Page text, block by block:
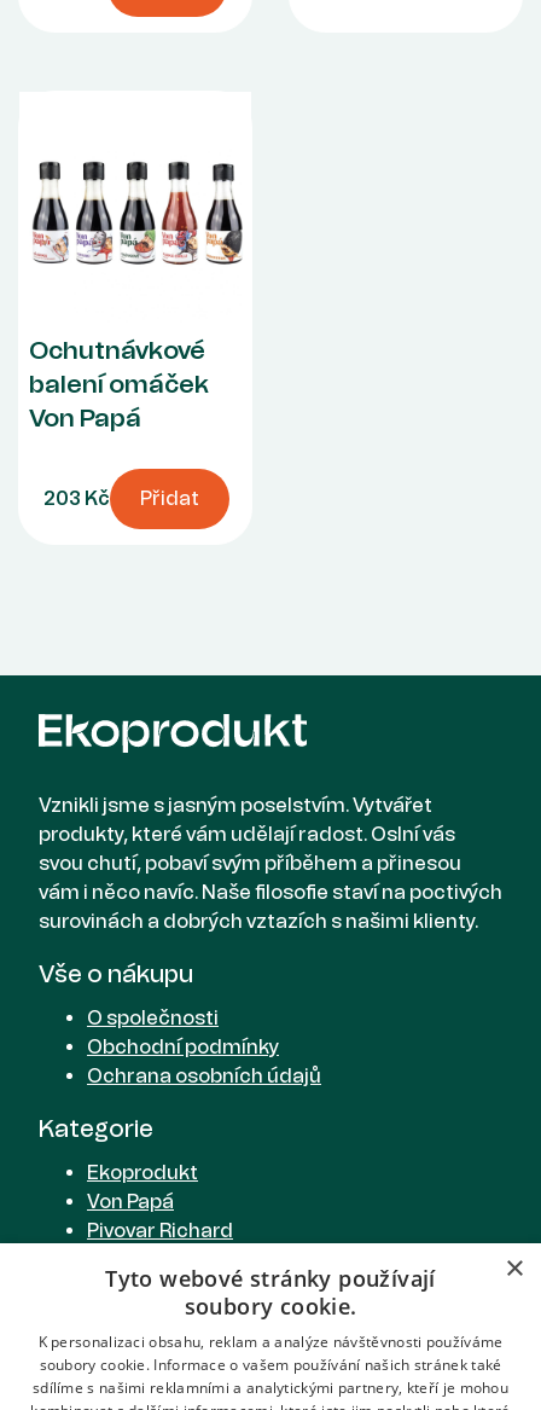
Ochutnávkové
balení omáček
Von Papá
203 Kč Přidat
Vznikli jsme s jasným poselstvím. Vytvářet
produkty, které vám udělají radost. Oslní vás
svou chutí, pobaví svým příběhem a přinesou
vám i něco navíc. Naše filosofie staví na poctivých
surovinách a dobrých vztazích s našimi klienty.
Vše o nákupu
O společnosti
Obchodní podmínky
Ochrana osobních údajů
Kategorie
Ekoprodukt
Von Papá
Pivovar Richard
Richardova limonáda
Pivovarská restaurace
Spojte se s námi
×
Tyto webové stránky používají
soubory cookie.
K personalizaci obsahu, reklam a analýze návštěvnosti používáme
soubory cookie. Informace o vašem používání našich stránek také
sdílíme s našimi reklamními a analytickými partnery, kteří je mohou